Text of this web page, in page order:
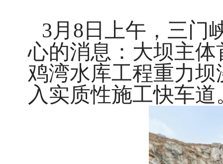
3月8日上午，三门
心的消息：大坝主
鸡湾水库工程重力
入实质性施工快车道